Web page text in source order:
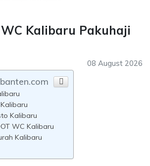
WC Kalibaru Pakuhaji
08 August 2026
Kalibaru
WC Kalibaru
Kalibaru